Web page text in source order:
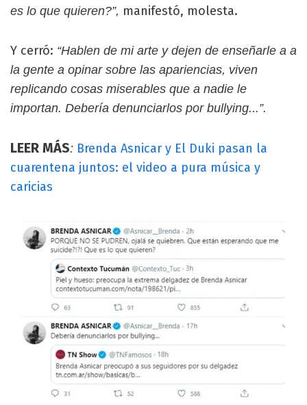
es lo que quieren?”, manifestó, molesta.
Y cerró: “Hablen de mi arte y dejen de enseñarle a a
la gente a opinar sobre las apariencias, viven
replicando cosas miserables que a nadie le
importan. Debería denunciarlos por bullying...”.
LEER MÁS: Brenda Asnicar y El Duki pasan la
cuarentena juntos: el video a pura música y
caricias